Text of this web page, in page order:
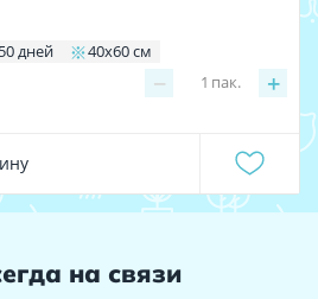
дней 40x60 см
− +
1 пак.
на связи